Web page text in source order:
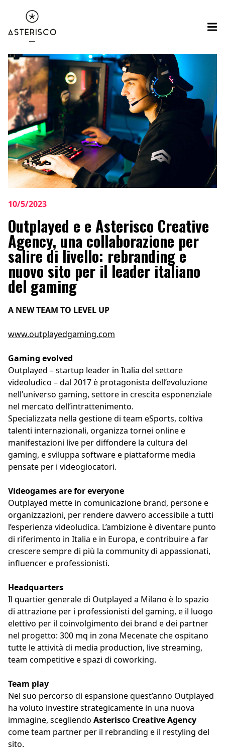
10/5/2023
Outplayed e e Asterisco Creative
Agency, una collaborazione per
salire di livello: rebranding e
nuovo sito per il leader italiano
del gaming
A NEW TEAM TO LEVEL UP
www.outplayedgaming.com
Gaming evolved
Outplayed – startup leader in Italia del settore
videoludico – dal 2017 è protagonista dell’evoluzione
nell’universo gaming, settore in crescita esponenziale
nel mercato dell’intrattenimento.
Specializzata nella gestione di team eSports, coltiva
talenti internazionali, organizza tornei online e
manifestazioni live per diffondere la cultura del
gaming, e sviluppa software e piattaforme media
pensate per i videogiocatori.
Videogames are for everyone
Outplayed mette in comunicazione brand, persone e
organizzazioni, per rendere davvero accessibile a tutti
l’esperienza videoludica. L’ambizione è diventare punto
di riferimento in Italia e in Europa, e contribuire a far
crescere sempre di più la community di appassionati,
influencer e professionisti.
Headquarters
Il quartier generale di Outplayed a Milano è lo spazio
di attrazione per i professionisti del gaming, e il luogo
elettivo per il coinvolgimento dei brand e dei partner
nel progetto: 300 mq in zona Mecenate che ospitano
tutte le attività di media production, live streaming,
team competitive e spazi di coworking.
Team play
Nel suo percorso di espansione quest’anno Outplayed
ha voluto investire strategicamente in una nuova
immagine, scegliendo Asterisco Creative Agency
come team partner per il rebranding e il restyling del
sito.